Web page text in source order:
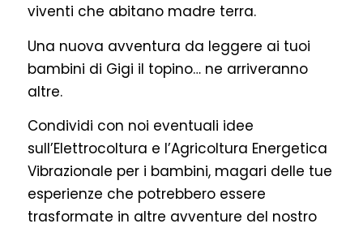
viventi che abitano madre terra.
Una nuova avventura da leggere ai tuoi
bambini di Gigi il topino… ne arriveranno
altre.
Condividi con noi eventuali idee
sull’Elettrocoltura e l’Agricoltura Energetica
Vibrazionale per i bambini, magari delle tue
esperienze che potrebbero essere
trasformate in altre avventure del nostro